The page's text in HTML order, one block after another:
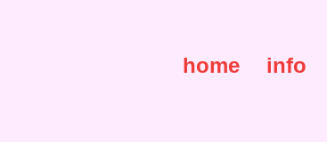
home info